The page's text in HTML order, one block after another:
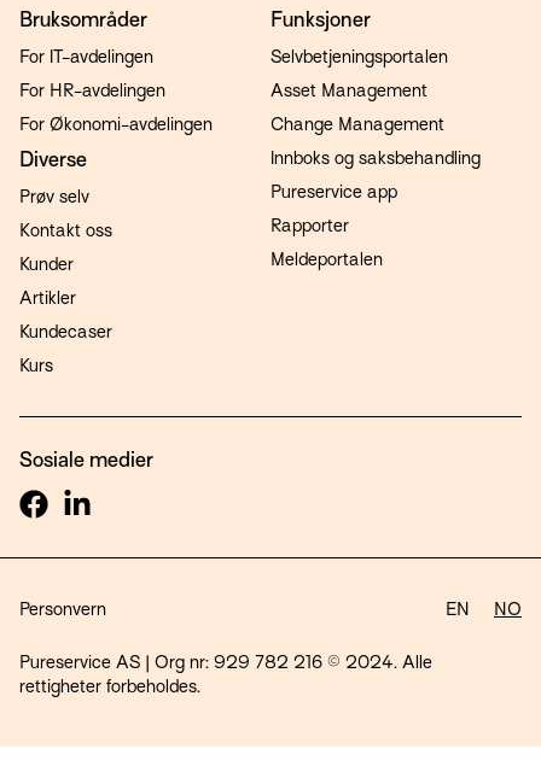
Bruksområder
For IT-avdelingen
For HR-avdelingen
For Økonomi-avdelingen
Funksjoner
Selvbetjeningsportalen
Asset Management
Change Management
Innboks og saksbehandling
Pureservice app
Rapporter
Meldeportalen
Diverse
Prøv selv
Kontakt oss
Kunder
Artikler
Kundecaser
Kurs
Sosiale medier
Pureservice AS | Org nr: 929 782 216 © 2024. Alle
rettigheter forbeholdes.
Personvern EN NO